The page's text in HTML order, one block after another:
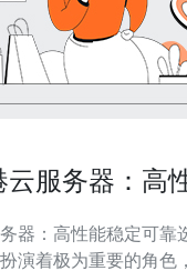
云服务器：高
高性能稳定可靠选择 在当前
演着极为重要的角色